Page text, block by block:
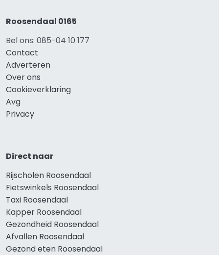
Roosendaal 0165
Bel ons: 085-04 10 177
Contact
Adverteren
Over ons
Cookieverklaring
Avg
Privacy
Direct naar
Rijscholen Roosendaal
Fietswinkels Roosendaal
Taxi Roosendaal
Kapper Roosendaal
Gezondheid Roosendaal
Afvallen Roosendaal
Gezond eten Roosendaal